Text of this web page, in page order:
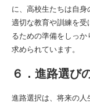
に、高校生たちは自身
適切な教育や訓練を
るための準備をしっ
求められています。
６．進路選び
進路選択は、将来の